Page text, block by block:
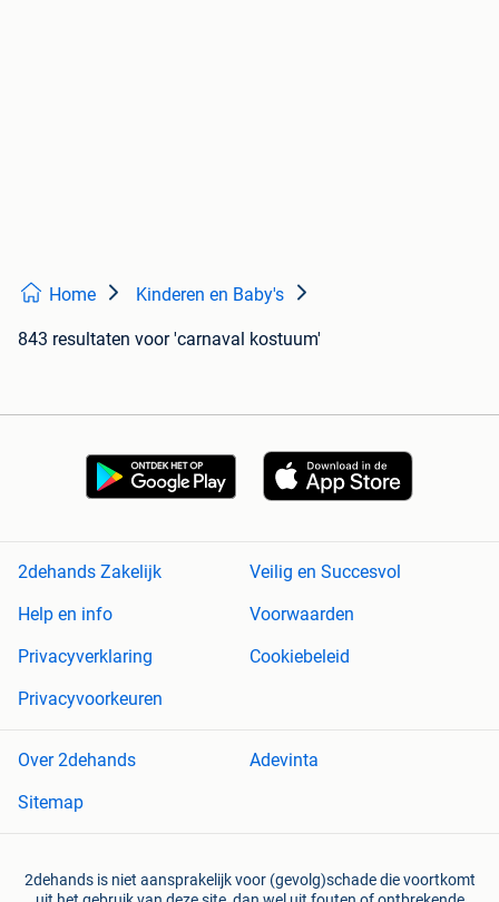
Home Kinderen en Baby's
843 resultaten voor 'carnaval kostuum'
2dehands Zakelijk
Veilig en Succesvol
Help en info
Voorwaarden
Privacyverklaring
Cookiebeleid
Privacyvoorkeuren
Over 2dehands
Adevinta
Sitemap
2dehands is niet aansprakelijk voor (gevolg)schade die voortkomt